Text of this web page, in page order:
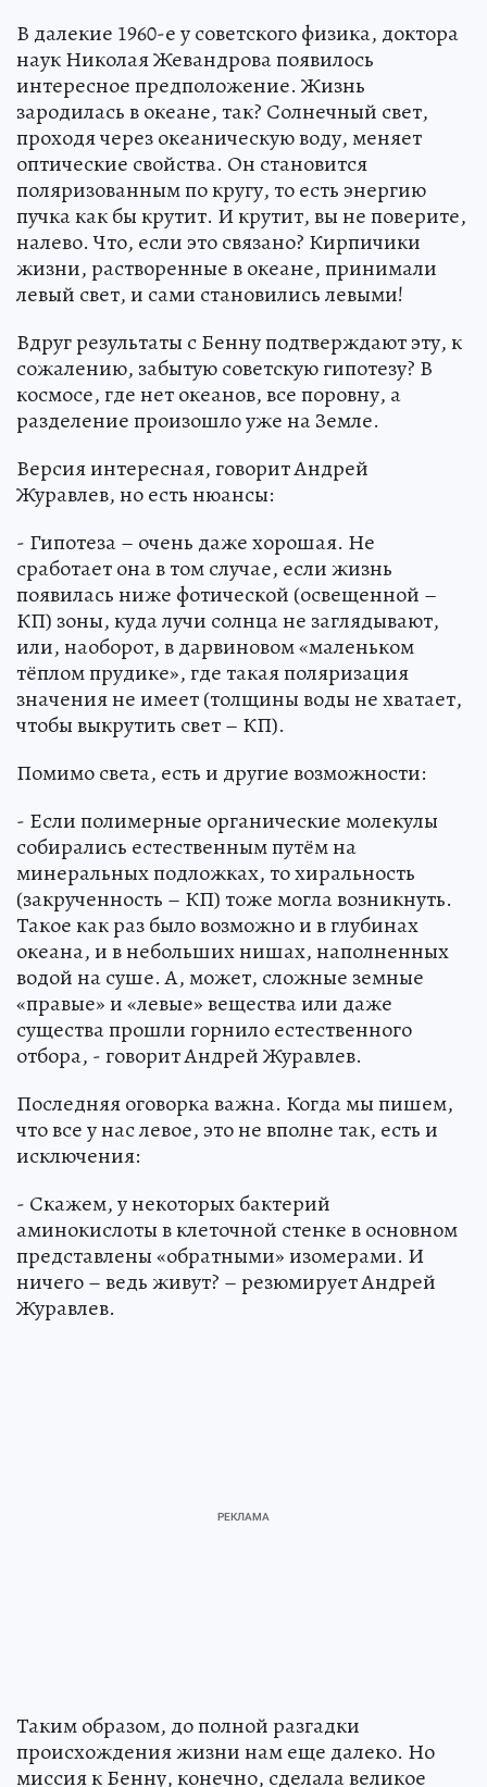
В далекие 1960-е у советского физика, доктора
наук Николая Жевандрова появилось
интересное предположение. Жизнь
зародилась в океане, так? Солнечный свет,
проходя через океаническую воду, меняет
оптические свойства. Он становится
поляризованным по кругу, то есть энергию
пучка как бы крутит. И крутит, вы не поверите,
налево. Что, если это связано? Кирпичики
жизни, растворенные в океане, принимали
левый свет, и сами становились левыми!
Вдруг результаты с Бенну подтверждают эту, к
сожалению, забытую советскую гипотезу? В
космосе, где нет океанов, все поровну, а
разделение произошло уже на Земле.
Версия интересная, говорит Андрей
Журавлев, но есть нюансы:
- Гипотеза – очень даже хорошая. Не
сработает она в том случае, если жизнь
появилась ниже фотической (освещенной –
КП) зоны, куда лучи солнца не заглядывают,
или, наоборот, в дарвиновом «маленьком
тёплом прудике», где такая поляризация
значения не имеет (толщины воды не хватает,
чтобы выкрутить свет – КП).
Помимо света, есть и другие возможности:
- Если полимерные органические молекулы
собирались естественным путём на
минеральных подложках, то хиральность
(закрученность – КП) тоже могла возникнуть.
Такое как раз было возможно и в глубинах
океана, и в небольших нишах, наполненных
водой на суше. А, может, сложные земные
«правые» и «левые» вещества или даже
существа прошли горнило естественного
отбора, - говорит Андрей Журавлев.
Последняя оговорка важна. Когда мы пишем,
что все у нас левое, это не вполне так, есть и
исключения:
- Скажем, у некоторых бактерий
аминокислоты в клеточной стенке в основном
представлены «обратными» изомерами. И
ничего – ведь живут? – резюмирует Андрей
Журавлев.
Таким образом, до полной разгадки
происхождения жизни нам еще далеко. Но
миссия к Бенну, конечно, сделала великое